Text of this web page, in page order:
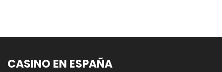
CASINO EN ESPAÑA